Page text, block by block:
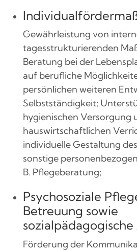
Gewährleistung von
tagesstrukturierenden
Beratung bei der
auf berufliche
persönlichen weiteren
Selbstständigkeit;
hygienischen Versorgung
hauswirtschaftlichen
individuelle Gestaltung
sonstige
B. Pflegeberatung;
Psychosoziale
Betreuung sowie
Förderung der